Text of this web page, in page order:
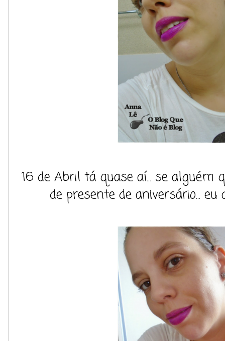
16 de Abril tá quase aí... se alguém
de presente de aniversário... eu